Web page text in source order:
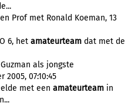
Prof met Ronald Koeman, 13
6, het amateurteam dat met de
als jongste
2005, 07:10:45
met een amateurteam in